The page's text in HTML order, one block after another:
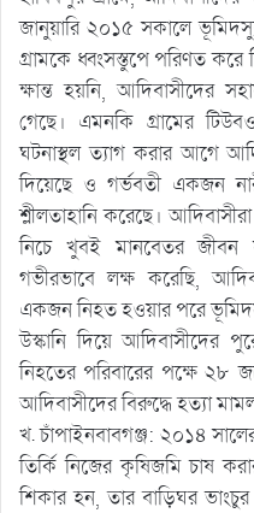
জানুয়ারি ২০১৫ সকালে
গ্রামকে ধ্বংসস্তুপে পরিণত
ক্ষান্ত হয়নি, আদিবাসীদের
গেছে। এমনকি গ্রামের
ঘটনাস্থল ত্যাগ করার আগে
দিয়েছে ও গর্ভবতী একজন
শ্লীলতাহানি করেছে।
নিচে খুবই মানবেতর
গভীরভাবে লক্ষ করেছি,
একজন নিহত হওয়ার পরে
উস্কানি দিয়ে আদিবাসীদের
নিহতের পরিবারের পক্ষে
আদিবাসীদের বিরুদ্ধে হত্যা
খ. চাঁপাইনবাবগঞ্জ: ২০১৪ সালের
তির্কি নিজের কৃষিজমি চাষ
শিকার হন, তার বাড়িঘর